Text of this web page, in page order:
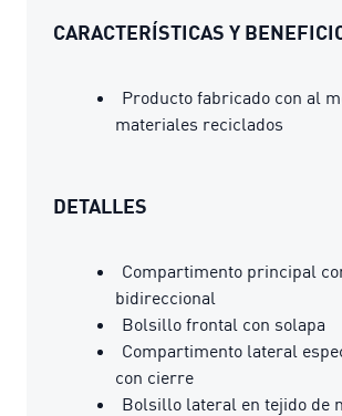
CARACTERÍSTICAS Y
Producto fabricado con al
materiales reciclados
DETALLES
Compartimento principal
bidireccional
Bolsillo frontal con solapa
Compartimento lateral
con cierre
Bolsillo lateral en tejido de